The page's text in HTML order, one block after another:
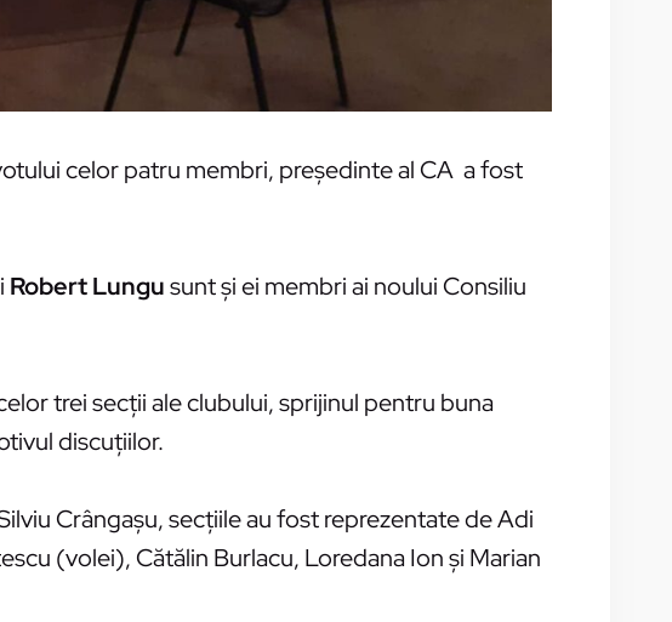
celor patru membri, preşedinte al CA a fost
Robert Lungusunt şi ei membri ai noului Consiliu
trei secţii ale clubului, sprijinul pentru buna
discuţiilor.
Crângaşu, secţiile au fost reprezentate de Adi
(volei), Cătălin Burlacu, Loredana Ion şi Marian